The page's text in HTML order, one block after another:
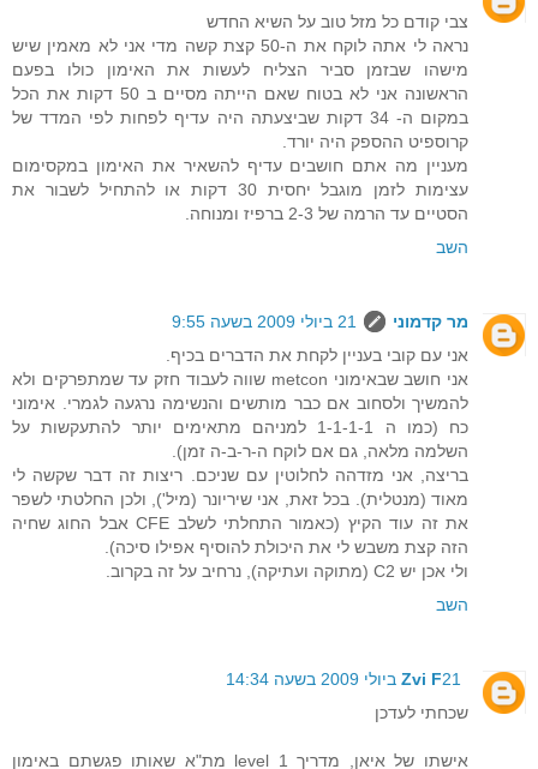
צבי קודם כל מזל טוב על השיא החדש
נראה לי אתה לוקח את ה-50 קצת קשה מדי אני לא מאמין שיש
מישהו שבזמן סביר הצליח לעשות את האימון כולו בפעם
הראשונה אני לא בטוח שאם הייתה מסיים ב 50 דקות את הכל
במקום ה- 34 דקות שביצעתה היה עדיף לפחות לפי המדד של
קרוספיט ההספק היה יורד.
מעניין מה אתם חושבים עדיף להשאיר את האימון במקסימום
עצימות לזמן מוגבל יחסית 30 דקות או להתחיל לשבור את
הסטיים עד הרמה של 2-3 ברפיז ומנוחה.
השב
מר קדמוני
21 ביולי 2009 בשעה 9:55
אני עם קובי בעניין לקחת את הדברים בכיף.
אני חושב שבאימוני metcon שווה לעבוד חזק עד שמתפרקים ולא
להמשיך ולסחוב אם כבר מותשים והנשימה נרגעה לגמרי. אימוני
כח (כמו ה 1-1-1-1 למניהם מתאימים יותר להתעקשות על
השלמה מלאה, גם אם לוקח ה-ר-ב-ה זמן).
בריצה, אני מזדהה לחלוטין עם שניכם. ריצות זה דבר שקשה לי
מאוד (מנטלית). בכל זאת, אני שיריונר (מיל'), ולכן החלטתי לשפר
את זה עוד הקיץ (כאמור התחלתי לשלב CFE אבל החוג שחיה
הזה קצת משבש לי את היכולת להוסיף אפילו סיכה).
ולי אכן יש C2 (מתוקה ועתיקה), נרחיב על זה בקרוב.
השב
Zvi F21 ביולי 2009 בשעה 14:34
שכחתי לעדכן
אישתו של איאן, מדריך level 1 מת"א שאותו פגשתם באימון